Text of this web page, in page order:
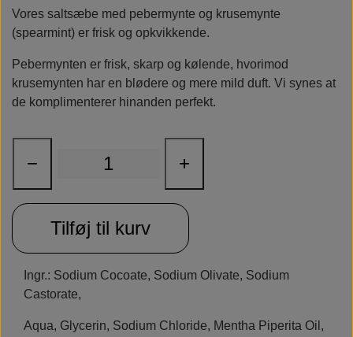
Rudolph Care
Vores saltsæbe med pebermynte og krusemynte
(spearmint) er frisk og opkvikkende.
Pebermynten er frisk, skarp og kølende, hvorimod
krusemynten har en blødere og mere mild duft. Vi synes at
de komplimenterer hinanden perfekt.
− +
Tilføj til kurv
Ingr.: Sodium Cocoate, Sodium Olivate, Sodium
Castorate,
Aqua, Glycerin, Sodium Chloride, Mentha Piperita Oil,